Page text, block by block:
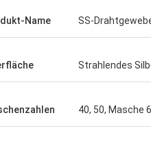
Name SS-
Strahlendes
40, 50, Masche